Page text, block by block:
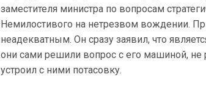
заместителя министра по вопросам
Немилостивого на нетрезвом вождении.
неадекватным. Он сразу заявил, что
они сами решили вопрос с его машиной, не
устроил с ними потасовку.